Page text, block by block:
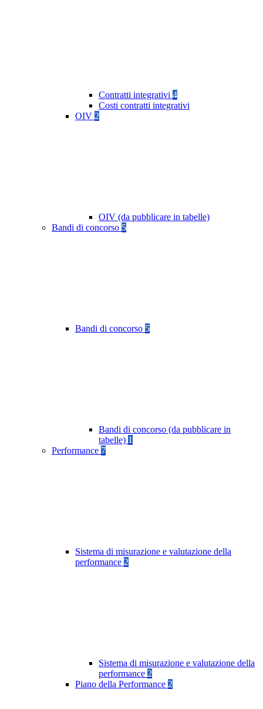
Contratti integrativi 4
Costi contratti integrativi
OIV 2
OIV (da pubblicare in tabelle)
Bandi di concorso 5
Bandi di concorso 5
Bandi di concorso (da pubblicare in
tabelle) 1
Performance 7
Sistema di misurazione e valutazione della
performance 2
Sistema di misurazione e valutazione della
performance 2
Piano della Performance 2